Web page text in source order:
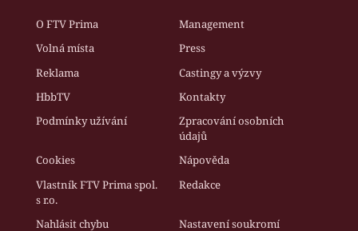
O FTV Prima
Management
Volná místa
Press
Reklama
Castingy a výzvy
HbbTV
Kontakty
Podmínky užívání
Zpracování osobních
údajů
Cookies
Nápověda
Vlastník FTV Prima spol.
s r.o.
Redakce
Nahlásit chybu Nastavení soukromí